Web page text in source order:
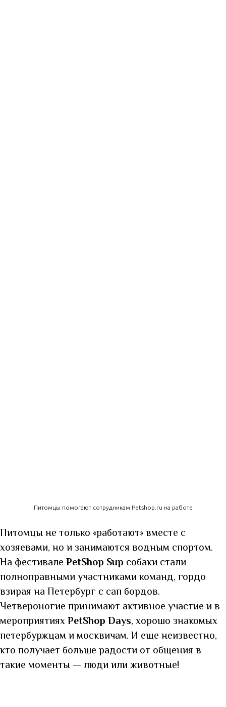
Питомцы помогают сотрудникам Petshop.ru на работе
Питомцы не только «работают» вместе с
хозяевами, но и занимаются водным спортом.
На фестивале PetShop Sup собаки стали
полноправными участниками команд, гордо
взирая на Петербург с сап бордов.
Четвероногие принимают активное участие и в
мероприятиях PetShop Days, хорошо знакомых
петербуржцам и москвичам. И еще неизвестно,
кто получает больше радости от общения в
такие моменты — люди или животные!